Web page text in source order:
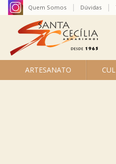
ARTESANATO
Quem Somos Dúvidas